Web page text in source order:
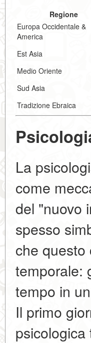
Regione
Europa Occidentale &
America
Est Asia
Medio Oriente
Sud Asia
Tradizione Ebraica
La
come
del "nuovo
spesso
che
temporale:
tempo in
Il primo